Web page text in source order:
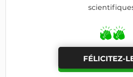
FÉLICITEZ-